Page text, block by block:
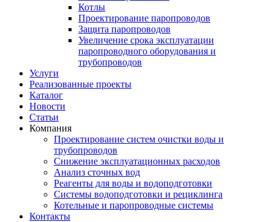
Котлы
Проектирование паропроводов
Защита паропроводов
Увеличение срока эксплуатации
паропроводного оборудования и
трубопроводов
Услуги
Реализованные проекты
Каталог
Новости
Статьи
Компания
Проектирование систем очистки воды и
трубопроводов
Снижение эксплуатационных расходов
Анализ сточных вод
Реагенты для воды и водоподготовки
Системы водоподготовки и рециклинга
Котельные и паропроводные системы
Контакты